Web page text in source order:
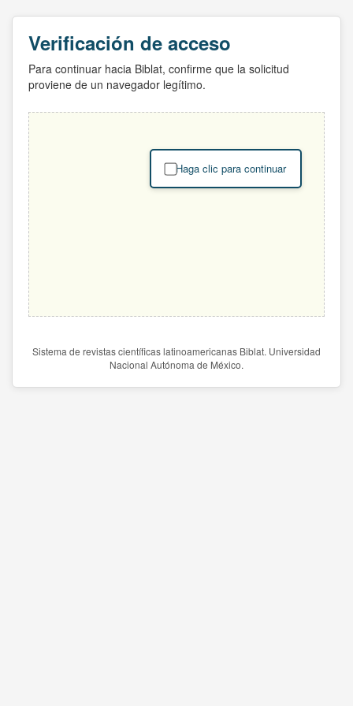
Verificación de acceso
Para continuar hacia Biblat, confirme que la solicitud
proviene de un navegador legítimo.
Haga clic para continuar
Sistema de revistas científicas latinoamericanas Biblat. Universidad
Nacional Autónoma de México.